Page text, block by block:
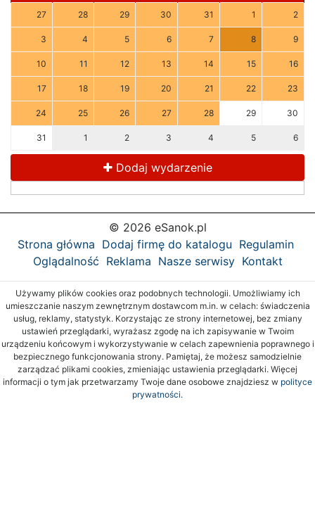
27 28 29 30 31 1 2
3 4 5 6 7 8 9
10 11 12 13 14 15 16
17 18 19 20 21 22 23
24 25 26 27 28 29 30
31 1 2 3 4 5 6
Dodaj wydarzenie
© 2026 eSanok.pl
Strona główna Dodaj firmę do katalogu Regulamin
Oglądalność Reklama Nasze serwisy Kontakt
Używamy plików cookies oraz podobnych technologii. Umożliwiamy ich
umieszczanie naszym zewnętrznym dostawcom m.in. w celach: świadczenia
usług, reklamy, statystyk. Korzystając ze strony internetowej, bez zmiany
ustawień przeglądarki, wyrażasz zgodę na ich zapisywanie w Twoim
urządzeniu końcowym i wykorzystywanie w celach zapewnienia poprawnego i
bezpiecznego funkcjonowania strony. Pamiętaj, że możesz samodzielnie
zarządzać plikami cookies, zmieniając ustawienia przeglądarki. Więcej
informacji o tym jak przetwarzamy Twoje dane osobowe znajdziesz w polityce
prywatności.